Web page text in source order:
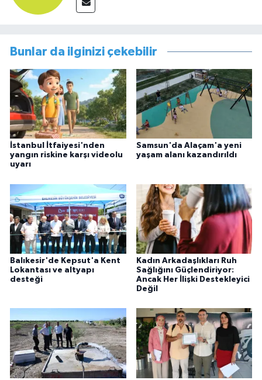
Bunlar da ilginizi çekebilir
İstanbul İtfaiyesi'nden
yangın riskine karşı videolu
uyarı
Samsun'da Alaçam'a yeni
yaşam alanı kazandırıldı
Balıkesir'de Kepsut'a Kent
Lokantası ve altyapı
desteği
Kadın Arkadaşlıkları Ruh
Sağlığını Güçlendiriyor:
Ancak Her İlişki Destekleyici
Değil